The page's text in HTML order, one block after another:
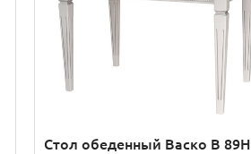
Стол обеденный Васко В 89Н